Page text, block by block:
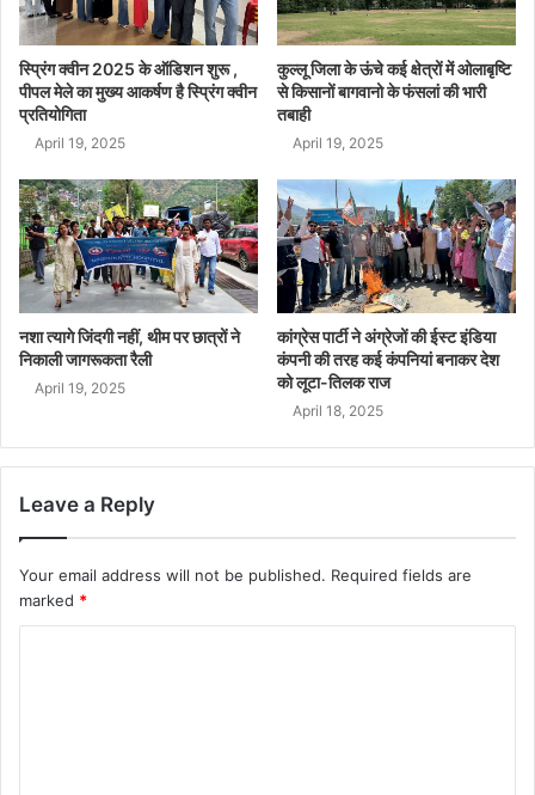
स्प्रिंग क्वीन 2025 के ऑडिशन शुरू ,
पीपल मेले का मुख्य आकर्षण है स्प्रिंग क्वीन
प्रतियोगिता
April 19, 2025
कुल्लू जिला के ऊंचे कई क्षेत्रों में ओलाबृष्टि
से किसानों बागवानो के फंसलां की भारी
तबाही
April 19, 2025
नशा त्यागे जिंदगी नहीं, थीम पर छात्रों ने
निकाली जागरूकता रैली
April 19, 2025
कांग्रेस पार्टी ने अंग्रेजों की ईस्ट इंडिया
कंपनी की तरह कई कंपनियां बनाकर देश
को लूटा-तिलक राज
April 18, 2025
Leave a Reply
Your email address will not be published. Required fields are
marked *